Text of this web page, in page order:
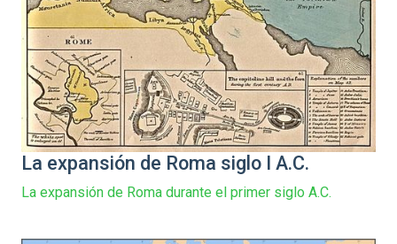
La expansión de Roma siglo I A.C.
La expansión de Roma durante el primer siglo A.C.